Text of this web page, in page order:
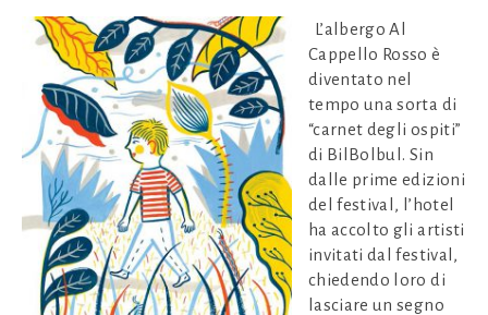
L’albergo Al
Cappello Rosso è
diventato nel
tempo una sorta di
“carnet degli ospiti”
di BilBolbul. Sin
dalle prime edizioni
del festival, l’hotel
ha accolto gli artisti
invitati dal festival,
chiedendo loro di
lasciare un segno